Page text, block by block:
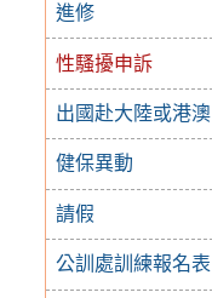
進修
性騷擾申訴
出國赴大陸或港澳
健保異動
請假
公訓處訓練報名表